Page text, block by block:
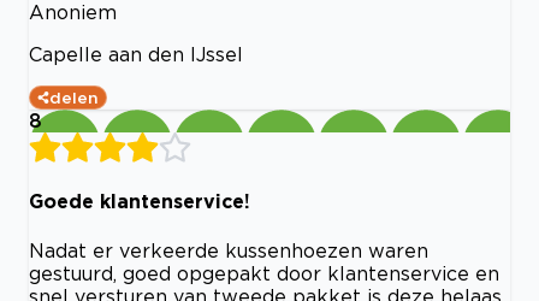
Anoniem
Capelle aan den IJssel
delen
8
Goede klantenservice!
Nadat er verkeerde kussenhoezen waren
gestuurd, goed opgepakt door klantenservice en
snel versturen van tweede pakket is deze helaas